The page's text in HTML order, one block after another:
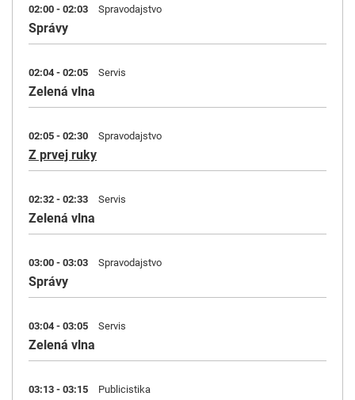
02:00 - 02:03 Spravodajstvo
Správy
02:04 - 02:05 Servis
Zelená vlna
02:05 - 02:30 Spravodajstvo
Z prvej ruky
02:32 - 02:33 Servis
Zelená vlna
03:00 - 03:03 Spravodajstvo
Správy
03:04 - 03:05 Servis
Zelená vlna
03:13 - 03:15 Publicistika